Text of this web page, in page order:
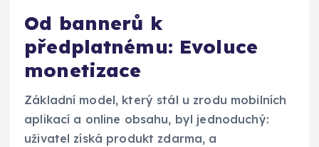
Od bannerů k
předplatnému: Evoluce
monetizace
Základní model, který stál u zrodu mobilních
aplikací a online obsahu, byl jednoduchý:
uživatel získá produkt zdarma, a